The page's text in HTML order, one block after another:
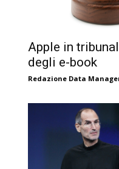
Apple in
degli e-book
Redazione Data